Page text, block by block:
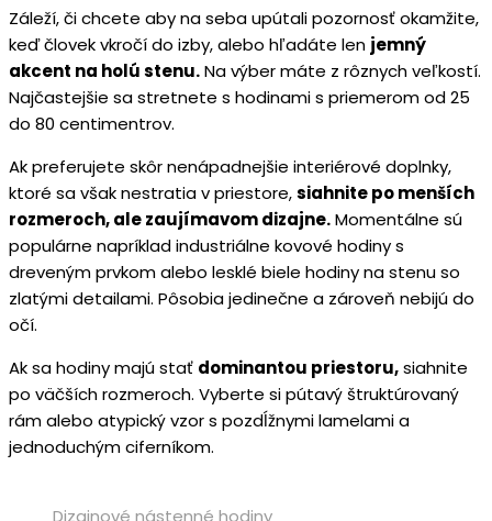
Záleží, či chcete aby na seba upútali pozornosť okamžite,
keď človek vkročí do izby, alebo hľadáte len jemný
akcent na holú stenu.Na výber máte z rôznych veľkostí.
Najčastejšie sa stretnete s hodinami s priemerom od 25
do 80 centimentrov.
Ak preferujete skôr nenápadnejšie interiérové doplnky,
ktoré sa však nestratia v priestore,siahnite po menších
rozmeroch, ale zaujímavom dizajne.Momentálne sú
populárne napríklad industriálne kovové hodiny s
dreveným prvkom alebo lesklé biele hodiny na stenu so
zlatými detailami. Pôsobia jedinečne a zároveň nebijú do
očí.
Ak sa hodiny majú stať dominantou priestoru,siahnite
po väčších rozmeroch. Vyberte si pútavý štruktúrovaný
rám alebo atypický vzor s pozdĺžnymi lamelami a
jednoduchým ciferníkom.
Dizajnové nástenné hodiny